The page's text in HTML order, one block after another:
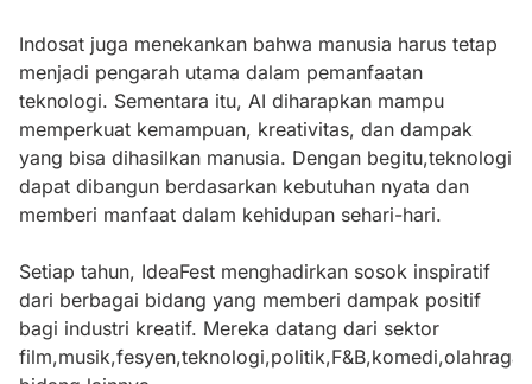
Indosat juga menekankan bahwa manusia harus tetap
menjadi pengarah utama dalam pemanfaatan
teknologi. Sementara itu, AI diharapkan mampu
memperkuat kemampuan, kreativitas, dan dampak
yang bisa dihasilkan manusia. Dengan begitu,teknologi
dapat dibangun berdasarkan kebutuhan nyata dan
memberi manfaat dalam kehidupan sehari-hari.
Setiap tahun, IdeaFest menghadirkan sosok inspiratif
dari berbagai bidang yang memberi dampak positif
bagi industri kreatif. Mereka datang dari sektor